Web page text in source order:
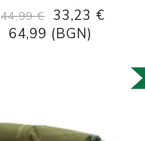
44,99 € 33,23 €
64,99 (BGN)